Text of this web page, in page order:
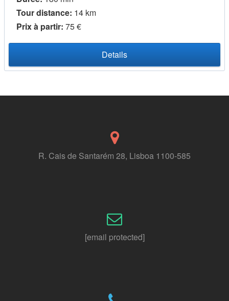
Tour distance: 14 km
Prix ​​à partir: 75 €
Details
R. Cais de Santarém 28, Lisboa 1100-585
[email protected]